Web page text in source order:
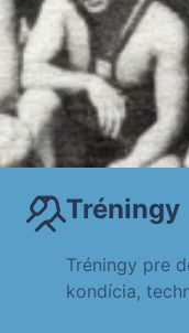
Tréningy
Tréningy pre
kondícia,